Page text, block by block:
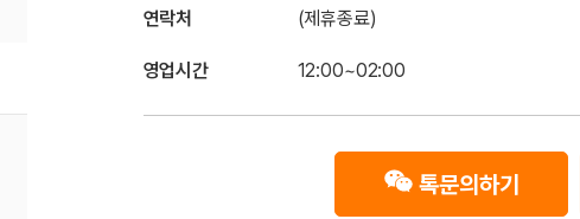
연락처 (제휴종료)
영업시간 12:00~02:00
톡문의하기